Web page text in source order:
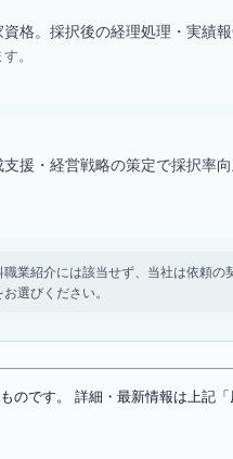
格。採択後の経理処理・実績報
。
援・経営戦略の策定で採択率向
業紹介には該当せず、当社は依頼
選びください。
です。 詳細・最新情報は上記